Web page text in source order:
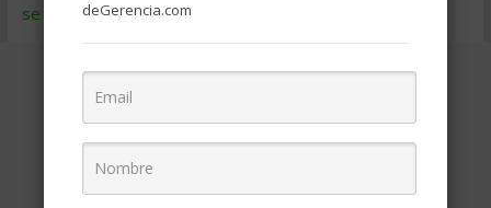
se procesan los datos de tus comentarios
deGerencia.com